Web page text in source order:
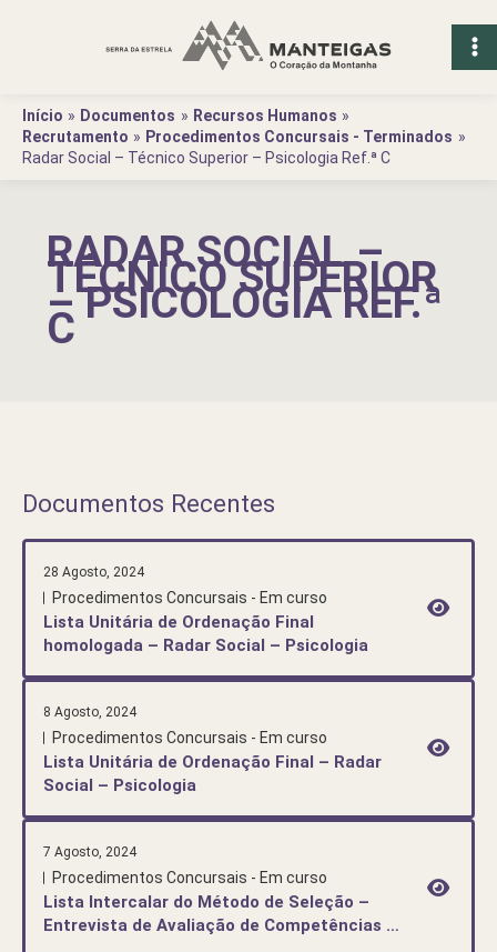
Início
Documentos
Recursos Humanos
Recrutamento
Procedimentos Concursais - Terminados
Radar Social – Técnico Superior – Psicologia Ref.ª C
RADAR SOCIAL –
TÉCNICO SUPERIOR
– PSICOLOGIA REF.ª
C
Documentos Recentes
28 Agosto, 2024
Procedimentos Concursais - Em curso
Lista Unitária de Ordenação Final
homologada – Radar Social – Psicologia
8 Agosto, 2024
Procedimentos Concursais - Em curso
Lista Unitária de Ordenação Final – Radar
Social – Psicologia
7 Agosto, 2024
Procedimentos Concursais - Em curso
Lista Intercalar do Método de Seleção –
Entrevista de Avaliação de Competências –